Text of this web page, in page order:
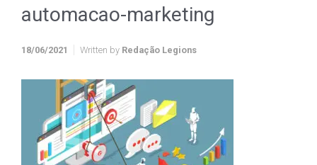
automacao-marketing
18/06/2021 Written by Redação Legions